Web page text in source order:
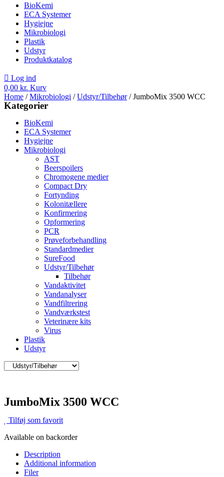
BioKemi
ECA Systemer
Hygiejne
Mikrobiologi
Plastik
Udstyr
Produktkatalog
Log ind
0,00 kr. Kurv
Home /Mikrobiologi /Udstyr/Tilbehør/ JumboMix 3500 WCC
Kategorier
BioKemi
ECA Systemer
Hygiejne
Mikrobiologi
AST
Beerspoilers
Chromogene medier
Compact Dry
Fortynding
Kolonitællere
Konfirmering
Opformering
PCR
Prøveforbehandling
Standardmedier
SureFood
Udstyr/Tilbehør
Tilbehør
Vandaktivitet
Vandanalyser
Vandfiltrering
Vandværkstest
Veterinære kits
Virus
Plastik
Udstyr
JumboMix 3500 WCC
Tilføj som favorit
Available on backorder
Description
Additional information
Filer